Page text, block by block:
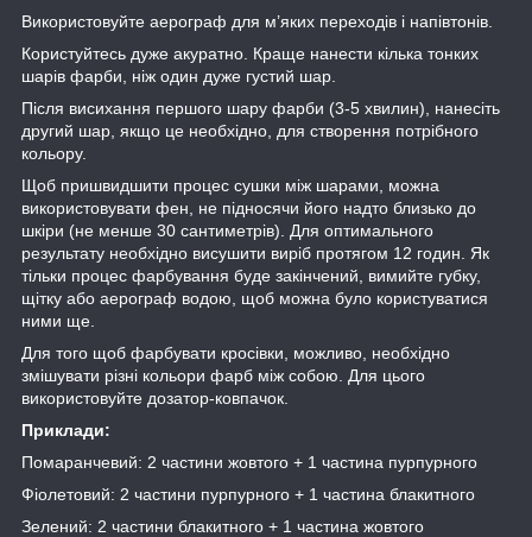
Використовуйте аерограф для м’яких переходів і напівтонів.
Користуйтесь дуже акуратно. Краще нанести кілька тонких
шарів фарби, ніж один дуже густий шар.
Після висихання першого шару фарби (3-5 хвилин), нанесіть
другий шар, якщо це необхідно, для створення потрібного
кольору.
Щоб пришвидшити процес сушки між шарами, можна
використовувати фен, не підносячи його надто близько до
шкіри (не менше 30 сантиметрів). Для оптимального
результату необхідно висушити виріб протягом 12 годин. Як
тільки процес фарбування буде закінчений, вимийте губку,
щітку або аерограф водою, щоб можна було користуватися
ними ще.
Для того щоб фарбувати кросівки, можливо, необхідно
змішувати різні кольори фарб між собою. Для цього
використовуйте дозатор-ковпачок.
Приклади:
Помаранчевий: 2 частини жовтого + 1 частина пурпурного
Фіолетовий: 2 частини пурпурного + 1 частина блакитного
Зелений: 2 частини блакитного + 1 частина жовтого